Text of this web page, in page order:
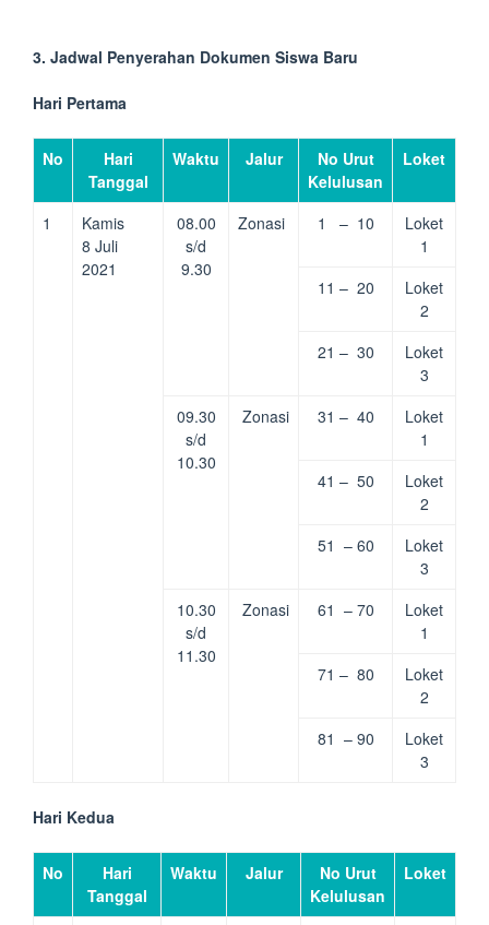
3. Jadwal Penyerahan Dokumen Siswa Baru
Hari Pertama
No
Hari
Tanggal
Waktu Jalur
No Urut
Kelulusan
Loket
1
Kamis
8 Juli
2021
08.00
s/d
9.30
Zonasi 1 – 10
Loket
1
11 – 20
Loket
2
21 – 30
Loket
3
09.30
s/d
10.30
Zonasi 31 – 40
Loket
1
41 – 50
Loket
2
51 – 60
Loket
3
10.30
s/d
11.30
Zonasi 61 – 70
Loket
1
71 – 80
Loket
2
81 – 90
Loket
3
Hari Kedua
No
Hari
Tanggal
Waktu Jalur
No Urut
Kelulusan
Loket